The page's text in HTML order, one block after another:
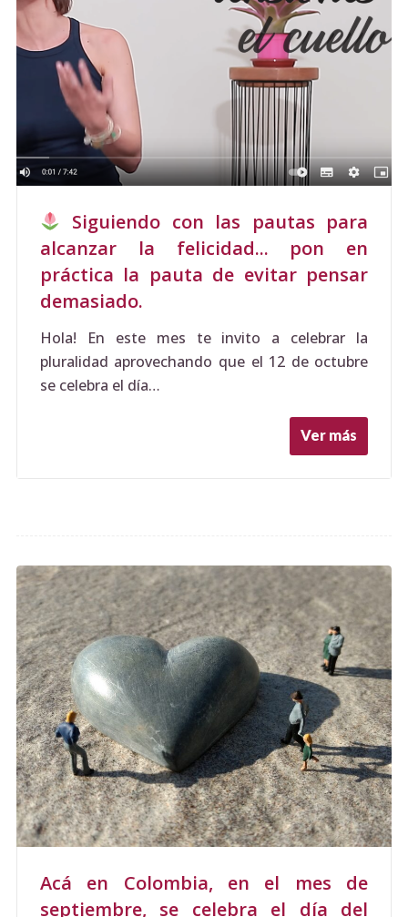
Siguiendo con las pautas para
alcanzar la felicidad... pon en
práctica la pauta de evitar pensar
demasiado.
Hola! En este mes te invito a celebrar la
pluralidad aprovechando que el 12 de octubre
se celebra el día…
Ver más
Acá en Colombia, en el mes de
septiembre, se celebra el día del